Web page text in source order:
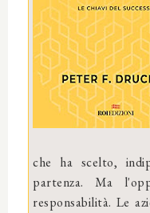
che ha scelto,
partenza. Ma
responsabilità. Le